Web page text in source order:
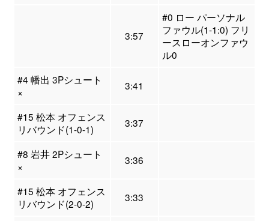
3:57
#0 ロー パーソナル
ファウル(1-1:0) フリ
ースローオンファウ
ル0
#4 幡出 3Pシュート
×
3:41
#15 松本 オフェンス
リバウンド(1-0-1)
3:37
#8 岩井 2Pシュート
×
3:36
#15 松本 オフェンス
リバウンド(2-0-2)
3:33